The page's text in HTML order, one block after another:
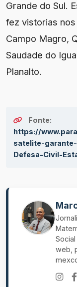
Grande do Sul.
fez vistorias
Campo Magro,
Saudade do
Planalto.
Fonte:
https://
satelite-
Defesa-Civil-
web,